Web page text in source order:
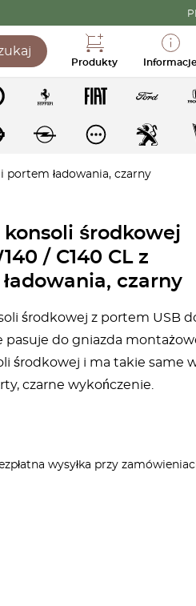
Produkty Informacje
portem ładowania, czarny
konsoli środkowej
/ C140 CL z
czarny
środkowej z portem USB
pasuje do gniazda
środkowej i ma takie same
czarne wykończenie.
wysyłka przy